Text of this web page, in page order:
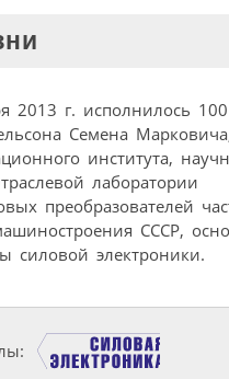
2013 г. исполнилось
Семена
института,
лаборатории
преобразователей
СССР,
силовой электроники.